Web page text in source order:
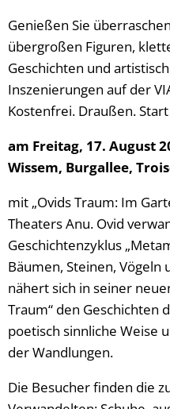
Genießen Sie
übergroßen Figuren,
Geschichten und
Inszenierungen auf der
Kostenfrei. Draußen.
am Freitag, 17. August
Wissem, Burgallee,
mit „Ovids Traum: Im
Theaters Anu. Ovid
Geschichtenzyklus
Bäumen, Steinen, Vögeln
nähert sich in seiner
Traum“ den Geschichten
poetisch sinnliche Weise
der Wandlungen.
Die Besucher finden die